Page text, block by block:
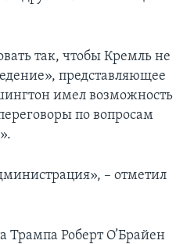
так, чтобы Кремль не
представляющее
имел возможность
по вопросам
– отметил
Трампа Роберт О’Брайен